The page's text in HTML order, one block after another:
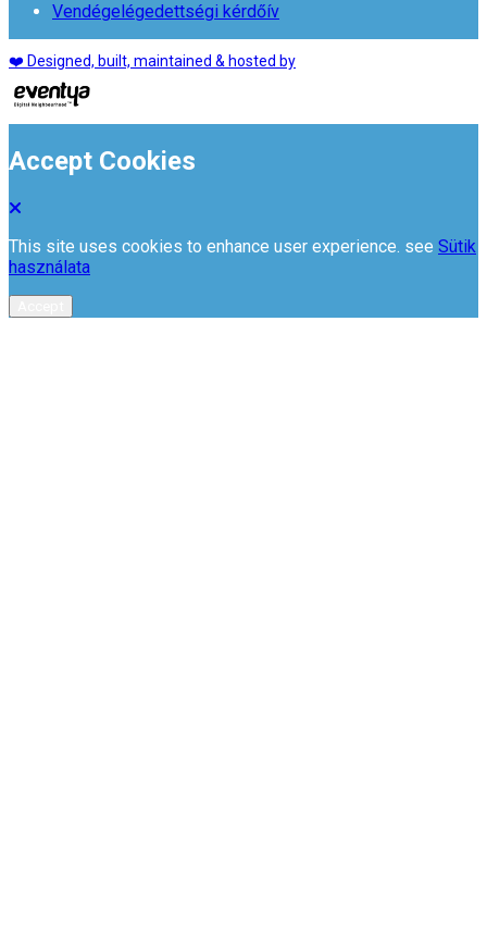
Vendégelégedettségi kérdőív
❤️ Designed, built, maintained & hosted by
Accept Cookies
This site uses cookies to enhance user experience. see Sütik
használata